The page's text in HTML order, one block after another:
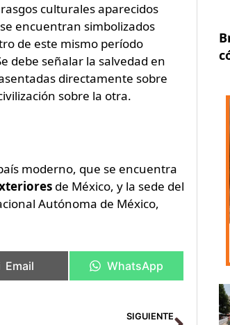
culturales aparecidos
encuentran simbolizados
de este mismo período
debe señalar la salvedad en
directamente sobre
sobre la otra.
moderno, que se encuentra
de México, y la sede del
Autónoma de México,
Email WhatsApp
SIGUIENTE